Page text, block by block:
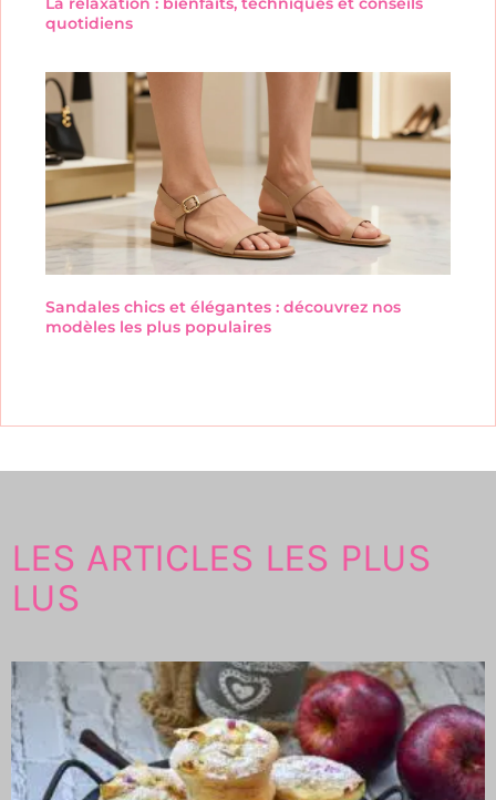
quotidiens
Sandales chics et élégantes : découvrez nos
modèles les plus populaires
LES ARTICLES LES PLUS
LUS